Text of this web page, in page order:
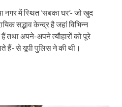
नगर में स्थित ‘सबका घर’- जो खुद
सद्भाव केन्द्र है जहां विभिन्न
तथा अपने-अपने त्यौहारों को पूरे
हैं- से यूपी पुलिस ने की थी।